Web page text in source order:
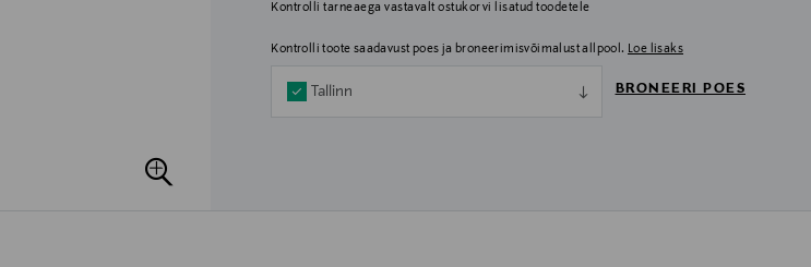
Kontrolli tarneaega vastavalt ostukorvi lisatud toodetele
Kontrolli toote saadavust poes ja broneerimisvõimalust allpool. Loe lisaks
Tallinn BRONEERI POES